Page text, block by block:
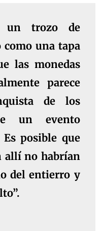
un trozo de
como una tapa
las monedas
parece
de los
un evento
posible que
allí no habrían
del entierro y